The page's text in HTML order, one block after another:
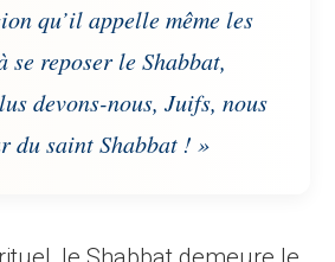
qu’il appelle même les
se reposer le Shabbat,
devons-nous, Juifs, nous
du saint Shabbat ! »